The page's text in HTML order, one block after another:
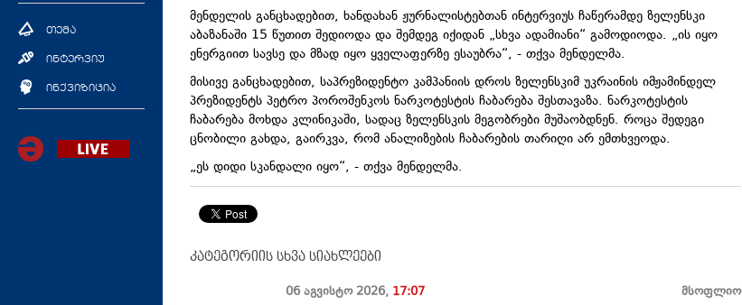
თემა
ინტერვიუ
ინქვიზიცია
მენდელის განცხადებით, ხანდახან ჟურნალისტებთან ინტერვიუს ჩაწერამდე ზელენსკი
აბაზანაში 15 წუთით შედიოდა და შემდეგ იქიდან „სხვა ადამიანი“ გამოდიოდა. „ის იყო
ენერგიით სავსე და მზად იყო ყველაფერზე ესაუბრა“, - თქვა მენდელმა.
მისივე განცხადებით, საპრეზიდენტო კამპანიის დროს ზელენსკიმ უკრაინის იმჟამინდელ
პრეზიდენტს პეტრო პოროშენკოს ნარკოტესტის ჩაბარება შესთავაზა. ნარკოტესტის
ჩაბარება მოხდა კლინიკაში, სადაც ზელენსკის მეგობრები მუშაობდნენ. როცა შედეგი
ცნობილი გახდა, გაირკვა, რომ ანალიზების ჩაბარების თარიღი არ ემთხვეოდა.
„ეს დიდი სკანდალი იყო“, - თქვა მენდელმა.
კატეგორიის სხვა სიახლეები
06 აგვისტო 2026, 17:07 მსოფლიო